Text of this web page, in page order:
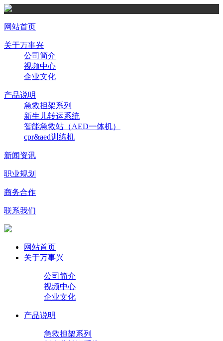
网站首页
关于万事兴
公司简介
视频中心
企业文化
产品说明
急救担架系列
新生儿转运系统
智能急救站（AED一体机）
cpr&aed训练机
新闻资讯
职业规划
商务合作
联系我们
网站首页
关于万事兴
公司简介
视频中心
企业文化
产品说明
急救担架系列